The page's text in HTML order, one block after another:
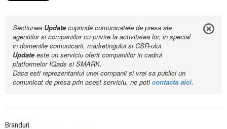
Sectiunea Updatecuprinde comunicatele de presa ale
agentiilor si companiilor cu privire la activitatea lor, in special
in domeniile comunicarii, marketingului si CSR-ului.
Updateeste un serviciu oferit companiilor in cadrul
platformelor IQads si SMARK.
Daca esti reprezentantul unei companii si vrei sa publici un
comunicat de presa prin acest serviciu, ne poticontacta aici.
Branduri